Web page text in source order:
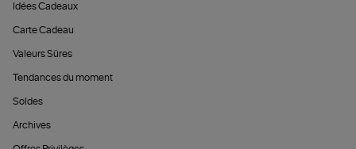
Idées Cadeaux
Carte Cadeau
Valeurs Sûres
Tendances du moment
Soldes
Archives